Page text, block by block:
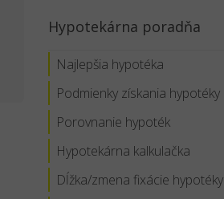
Hypotekárna poradňa
Najlepšia hypotéka
Podmienky získania hypotéky
Porovnanie hypoték
Hypotekárna kalkulačka
Dĺžka/zmena fixácie hypotéky